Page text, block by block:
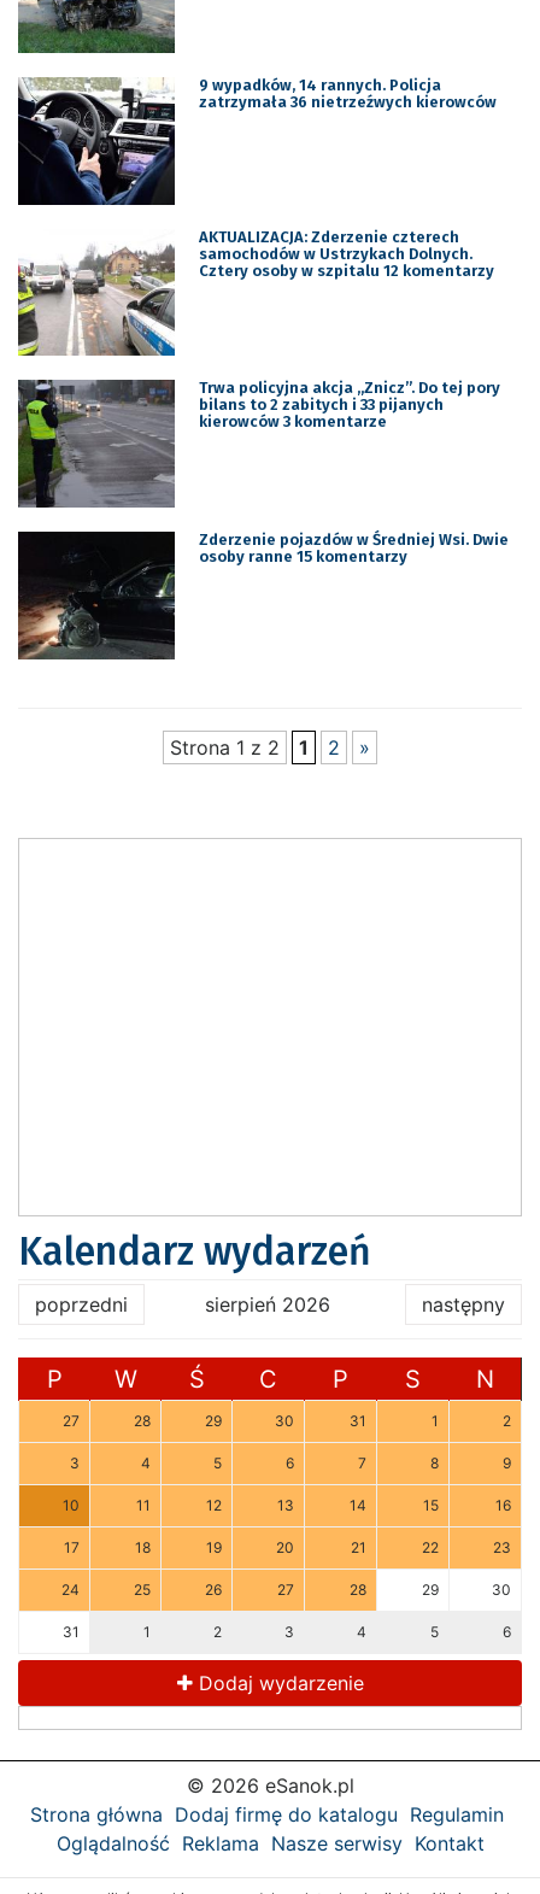
9 wypadków, 14 rannych. Policja
zatrzymała 36 nietrzeźwych kierowców
AKTUALIZACJA: Zderzenie czterech
samochodów w Ustrzykach Dolnych.
Cztery osoby w szpitalu 12 komentarzy
Trwa policyjna akcja „Znicz”. Do tej pory
bilans to 2 zabitych i 33 pijanych
kierowców 3 komentarze
Zderzenie pojazdów w Średniej Wsi. Dwie
osoby ranne 15 komentarzy
Strona 1 z 2 1 2 »
Kalendarz wydarzeń
poprzedni sierpień 2026 następny
P W Ś C P S N
27 28 29 30 31 1 2
3 4 5 6 7 8 9
10 11 12 13 14 15 16
17 18 19 20 21 22 23
24 25 26 27 28 29 30
31 1 2 3 4 5 6
Dodaj wydarzenie
© 2026 eSanok.pl
Strona główna Dodaj firmę do katalogu Regulamin
Oglądalność Reklama Nasze serwisy Kontakt